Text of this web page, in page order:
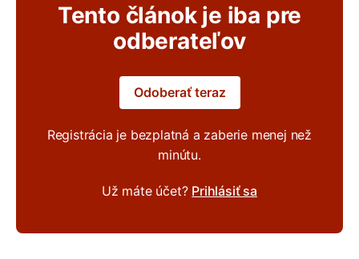
Tento článok je iba pre
odberateľov
Odoberať teraz
Registrácia je bezplatná a zaberie menej než
minútu.
Už máte účet? Prihlásiť sa